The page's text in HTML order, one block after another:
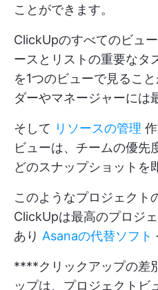
ことができます。
ClickUpのすべてのビュ
ースとリストの重要なタ
を1つのビューで見るこ
ダーやマネージャーには
そして リソースの管理
ビューは、チームの優先
どのスナップショットを
このようなプロジェクト
ClickUpは最高のプロジ
あり Asanaの代替ソフト
****クリックアップの差
ップは、プロジェクトビ